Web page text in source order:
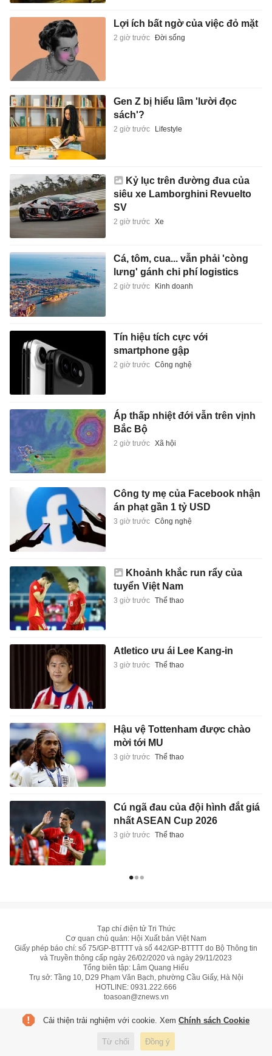
Lợi ích bất ngờ của việc đỏ mặt
2 giờ trước Đời sống
Gen Z bị hiểu lầm 'lười đọc
sách'?
2 giờ trước Lifestyle
Kỷ lục trên đường đua của
siêu xe Lamborghini Revuelto
SV
2 giờ trước Xe
Cá, tôm, cua... vẫn phải 'còng
lưng' gánh chi phí logistics
2 giờ trước Kinh doanh
Tín hiệu tích cực với
smartphone gập
2 giờ trước Công nghệ
Áp thấp nhiệt đới vẫn trên vịnh
Bắc Bộ
2 giờ trước Xã hội
Công ty mẹ của Facebook nhận
án phạt gần 1 tỷ USD
3 giờ trước Công nghệ
Khoảnh khắc run rẩy của
tuyển Việt Nam
3 giờ trước Thể thao
Atletico ưu ái Lee Kang-in
3 giờ trước Thể thao
Hậu vệ Tottenham được chào
mời tới MU
3 giờ trước Thể thao
Cú ngã đau của đội hình đắt giá
nhất ASEAN Cup 2026
3 giờ trước Thể thao
Tạp chí điện tử Tri Thức
Cơ quan chủ quản: Hội Xuất bản Việt Nam
Giấy phép báo chí: số 75/GP-BTTTT và số 442/GP-BTTTT do Bộ Thông tin
và Truyền thông cấp ngày 26/02/2020 và ngày 29/11/2023
Tổng biên tập: Lâm Quang Hiếu
Trụ sở: Tầng 10, D29 Phạm Văn Bạch, phường Cầu Giấy, Hà Nội
HOTLINE: 0931.222.666
toasoan@znews.vn
© Toàn bộ bản quyền thuộc Tri Thức
Cải thiện trải nghiệm với cookie. Xem Chính sách Cookie
Từ chối Đồng ý